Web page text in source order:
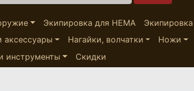
Экипировка для HEMA
аксессуары Нагайки, волчатки Ножи
инструменты
Скидки